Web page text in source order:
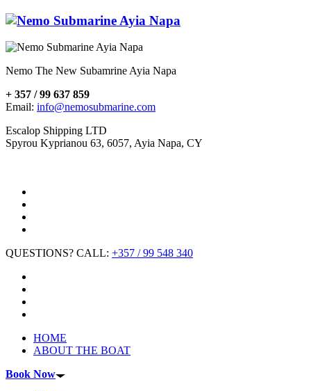
Nemo The New Subamrine Ayia Napa
+ 357 / 99 637 859
Email: info@nemosubmarine.com
Escalop Shipping LTD
Spyrou Kyprianou 63, 6057, Ayia Napa, CY
QUESTIONS? CALL: +357 / 99 548 340
HOME
ABOUT THE BOAT
Book Now